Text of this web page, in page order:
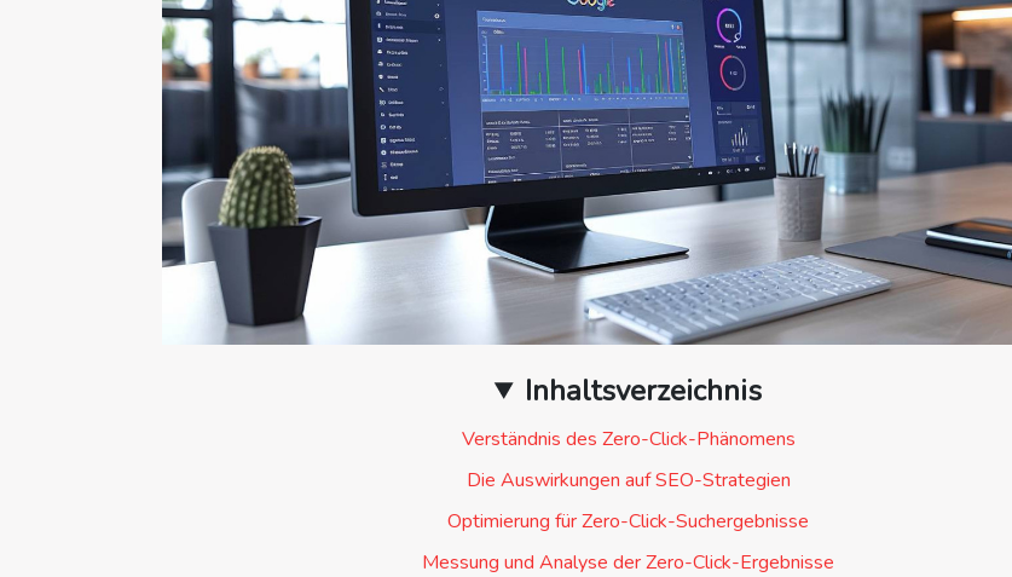
Inhaltsverzeichnis
Verständnis des Zero-Click-Phänomens
Die Auswirkungen auf SEO-Strategien
Optimierung für Zero-Click-Suchergebnisse
Messung und Analyse der Zero-Click-Ergebnisse